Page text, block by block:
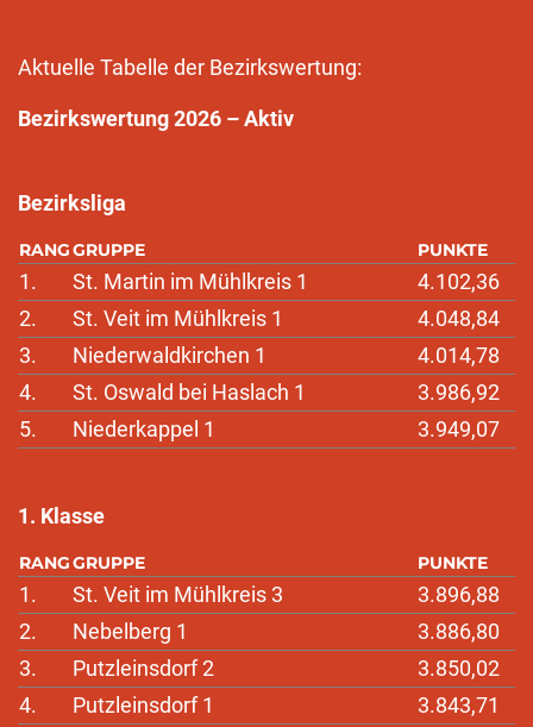
Aktuelle Tabelle der Bezirkswertung:
Bezirkswertung 2026 – Aktiv
Bezirksliga
RANGGRUPPE PUNKTE
1. St. Martin im Mühlkreis 1
4.102,36
2.
St. Veit im Mühlkreis 1
4.048,84
3.
Niederwaldkirchen 1
4.014,78
4.
St. Oswald bei Haslach 1
3.986,92
5.
Niederkappel 1 3.949,07
1. Klasse
RANGGRUPPE PUNKTE
1. St. Veit im Mühlkreis 3
3.896,88
2.
Nebelberg 1
3.886,80
3.
Putzleinsdorf 2
3.850,02
4.
Putzleinsdorf 1 3.843,71